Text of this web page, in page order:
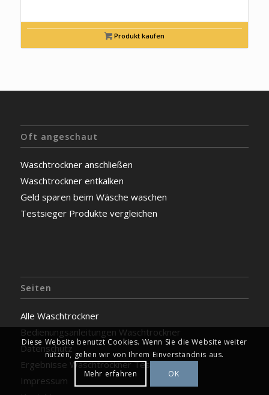
Produkt kaufen
Oft angeschaut
Waschtrockner anschließen
Waschtrockner entkalken
Geld sparen beim Wäsche waschen
Testsieger Produkte vergleichen
Seiten
Alle Waschtrockner
Bedienungsanleitungen Waschtrockner
Datenschutz
Ergebnisse Waschtrockner Test
Impressum
Diese Website benutzt Cookies. Wenn Sie die Website weiter
nutzen, gehen wir von Ihrem Einverständnis aus.
Mehr erfahren
OK